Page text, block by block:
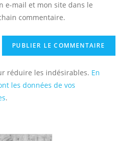
e-mail et mon site dans le
commentaire.
réduire les indésirables. En
les données de vos
.